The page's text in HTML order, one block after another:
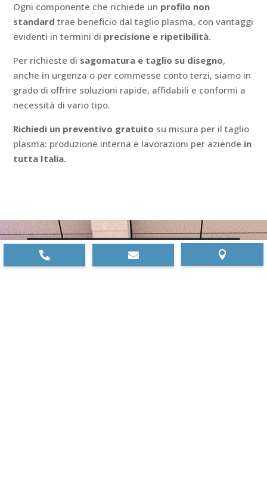
Ogni componente che richiede un profilo non
standard trae beneficio dal taglio plasma, con vantaggi
evidenti in termini di precisione e ripetibilità.
Per richieste di sagomatura e taglio su disegno,
anche in urgenza o per commesse conto terzi, siamo in
grado di offrire soluzioni rapide, affidabili e conformi a
necessità di vario tipo.
Richiedi un preventivo gratuito su misura per il taglio
plasma: produzione interna e lavorazioni per aziende in
tutta Italia.
Rifornisciti qui dei
  